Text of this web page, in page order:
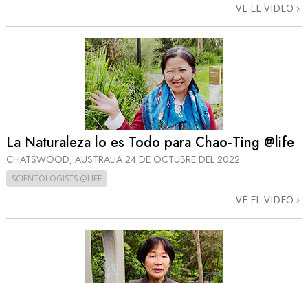
VE EL VIDEO
La Naturaleza lo es Todo para Chao‑Ting @life
CHATSWOOD, AUSTRALIA 24 DE OCTUBRE DEL 2022
SCIENTOLOGISTS @LIFE
VE EL VIDEO